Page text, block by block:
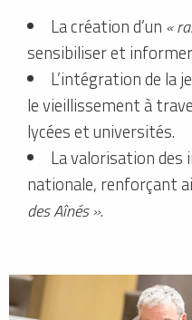
La création d’un «
sensibiliser et
L’intégration de la
le vieillissement à
lycées et universités.
La valorisation des
nationale, renforçant
des Aînés ».